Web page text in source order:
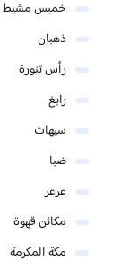
خميس مشيط
ذهبان
رأس تنورة
رابغ
سيهات
ضبا
عرعر
مكائن قهوة
مكة المكرمة